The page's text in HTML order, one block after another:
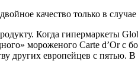
качество только в
Когда гипермаркеты
мороженого Carte d’Or с
других европейцев с пятью.